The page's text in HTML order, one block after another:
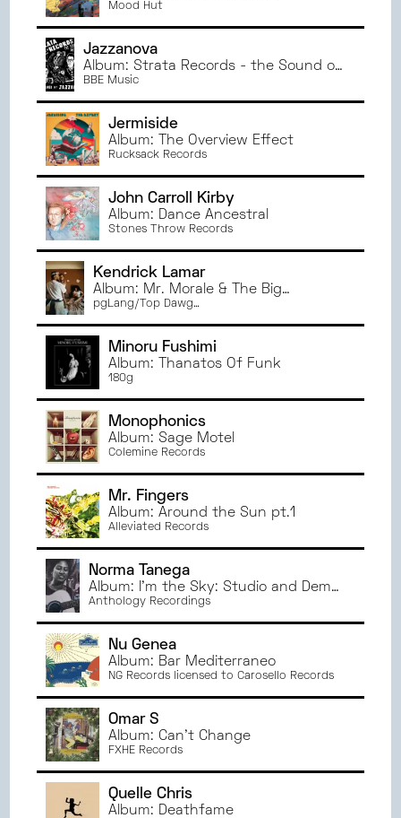
Mood Hut
Jazzanova
Album: Strata Records - the Sound of
Detroit - Reimagined by Jazzanova
BBE Music
Jermiside
Album: The Overview Effect
Rucksack Records
John Carroll Kirby
Album: Dance Ancestral
Stones Throw Records
Kendrick Lamar
Album: Mr. Morale & The Big
Steppers
pgLang/Top Dawg
Minoru Fushimi
Album: Thanatos Of Funk
180g
Monophonics
Album: Sage Motel
Colemine Records
Mr. Fingers
Album: Around the Sun pt.1
Alleviated Records
Norma Tanega
Album: I'm the Sky: Studio and Demo
Recordings, 1964–1971
Anthology Recordings
Nu Genea
Album: Bar Mediterraneo
NG Records licensed to Carosello Records
Omar S
Album: Can't Change
FXHE Records
Quelle Chris
Album: Deathfame